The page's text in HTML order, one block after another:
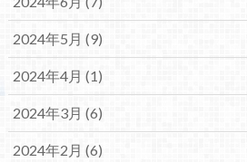
2024年5月 (9)
2024年4月 (1)
2024年3月 (6)
2024年2月 (6)